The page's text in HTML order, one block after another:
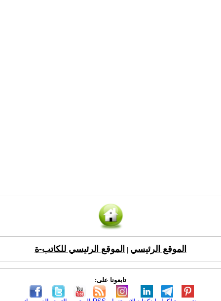
الموقع الرئيسي الموقع الرئيسي للكاتب-ة
تابعونا على: